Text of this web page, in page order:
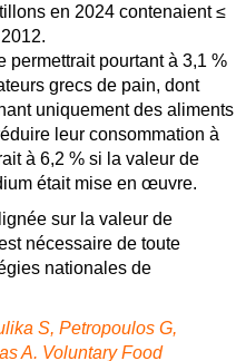
en 2024 contenaient ≤
permettrait pourtant à 3,1 %
grecs de pain, dont
uniquement des aliments
leur consommation à
à 6,2 % si la valeur de
était mise en œuvre.
sur la valeur de
nécessaire de toute
nationales de
S, Petropoulos G,
A. Voluntary Food